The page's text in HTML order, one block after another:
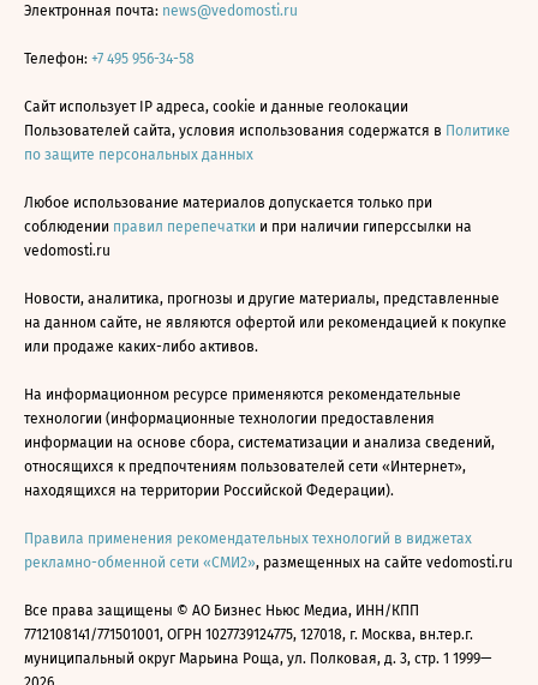
Электронная почта: news@vedomosti.ru
Телефон: +7 495 956-34-58
Сайт использует IP адреса, cookie и данные геолокации
Пользователей сайта, условия использования содержатся в Политике
по защите персональных данных
Любое использование материалов допускается только при
соблюдении правил перепечатки и при наличии гиперссылки на
vedomosti.ru
Новости, аналитика, прогнозы и другие материалы, представленные
на данном сайте, не являются офертой или рекомендацией к покупке
или продаже каких-либо активов.
На информационном ресурсе применяются рекомендательные
технологии (информационные технологии предоставления
информации на основе сбора, систематизации и анализа сведений,
относящихся к предпочтениям пользователей сети «Интернет»,
находящихся на территории Российской Федерации).
Правила применения рекомендательных технологий в виджетах
рекламно-обменной сети «СМИ2», размещенных на сайте vedomosti.ru
Все права защищены © АО Бизнес Ньюс Медиа, ИНН/КПП
7712108141/771501001, ОГРН 1027739124775, 127018, г. Москва, вн.тер.г.
муниципальный округ Марьина Роща, ул. Полковая, д. 3, стр. 1 1999—